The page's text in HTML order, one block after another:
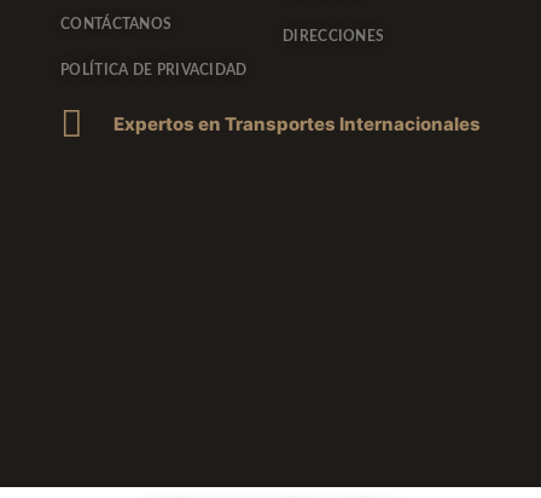
CONTÁCTANOS
POLÍTICA DE PRIVACIDAD
DIRECCIONES
Expertos en Transportes Internacionales